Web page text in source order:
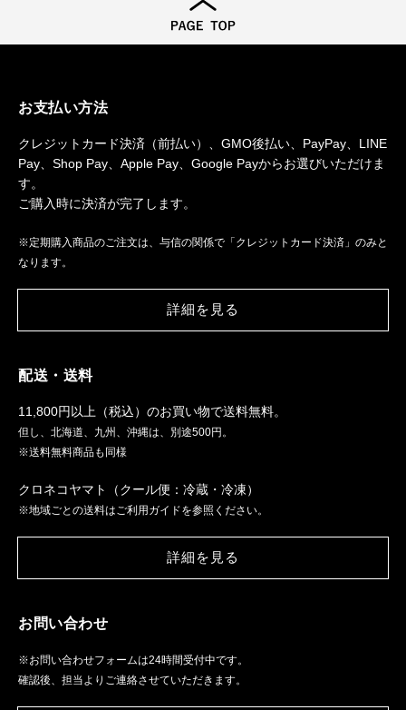
お支払い方法
クレジットカード決済（前払い）、GMO後払い、PayPay、LINE
Pay、Shop Pay、Apple Pay、Google Payからお選びいただけま
す。
ご購入時に決済が完了します。
※定期購入商品のご注文は、与信の関係で「クレジットカード決済」のみと
なります。
詳細を見る
配送・送料
11,800円以上（税込）のお買い物で送料無料。
但し、北海道、九州、沖縄は、別途500円。
※送料無料商品も同様
クロネコヤマト（クール便：冷蔵・冷凍）
※地域ごとの送料はご利用ガイドを参照ください。
詳細を見る
お問い合わせ
※お問い合わせフォームは24時間受付中です。
確認後、担当よりご連絡させていただきます。